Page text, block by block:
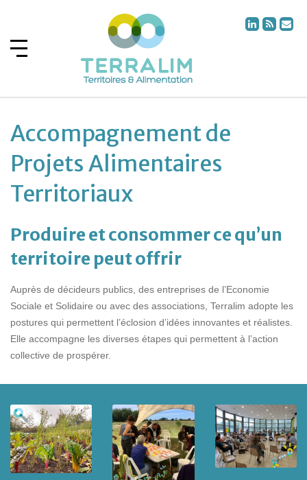
Accompagnement de
Projets Alimentaires
Territoriaux
Produire et consommer ce qu’un
territoire peut offrir
Auprès de décideurs publics, des entreprises de l’Economie
Sociale et Solidaire ou avec des associations, Terralim adopte les
postures qui permettent l’éclosion d’idées innovantes et réalistes.
Elle accompagne les diverses étapes qui permettent à l’action
collective de prospérer.